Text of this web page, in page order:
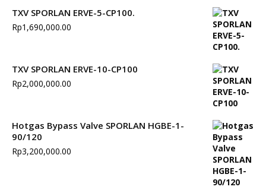
TXV SPORLAN ERVE-5-CP100.
Rp1,690,000.00
TXV SPORLAN ERVE-10-CP100
Rp2,000,000.00
Hotgas Bypass Valve SPORLAN HGBE-1-
90/120
Rp3,200,000.00